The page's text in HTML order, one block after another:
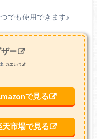
でも使用できます♪
ー
カエレバ
で見る
天市場で見る